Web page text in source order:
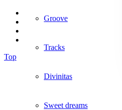
Groove
Tracks
Divinitas
Sweet dreams
Top